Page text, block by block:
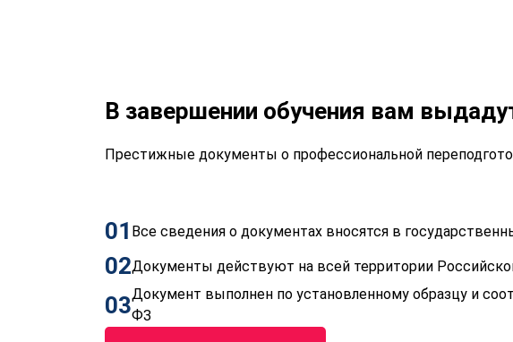
В завершении обучения вам
Престижные документы о профессиональной
01 Все сведения о документах вносятся в
02Документы действуют на всей территории
03Документ выполнен по установленному образцу и
ФЗ